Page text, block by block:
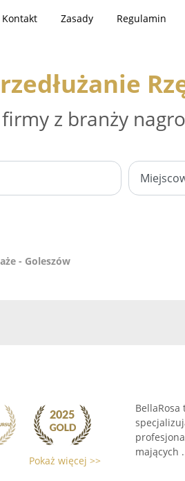
Kontakt Zasady Regulamin
z branży
- Goleszów
Pokaż więcej >>
mających